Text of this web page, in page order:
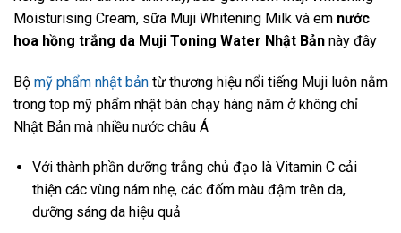
Moisturising Cream, sữa Muji Whitening Milk và em nước
hoa hồng trắng da Muji Toning Water Nhật Bản này đây
Bộ mỹ phẩm nhật bản từ thương hiệu nổi tiếng Muji luôn nằm
trong top mỹ phẩm nhật bán chạy hàng năm ở không chỉ
Nhật Bản mà nhiều nước châu Á
Với thành phần dưỡng trắng chủ đạo là Vitamin C cải
thiện các vùng nám nhẹ, các đốm màu đậm trên da,
dưỡng sáng da hiệu quả